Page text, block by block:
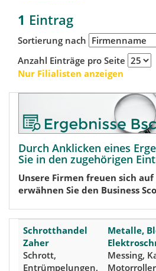
1 Eintrag
Sortierung nach
Anzahl Einträge pro Seite
Nur Filialisten anzeigen
Durch Anklicken eines
Sie in den zugehörigen
Unsere Firmen freuen sich
erwähnen Sie den Business
Schrotthandel
Zaher
Schrott,
Entrümpelungen,
Metalle,
Messing,